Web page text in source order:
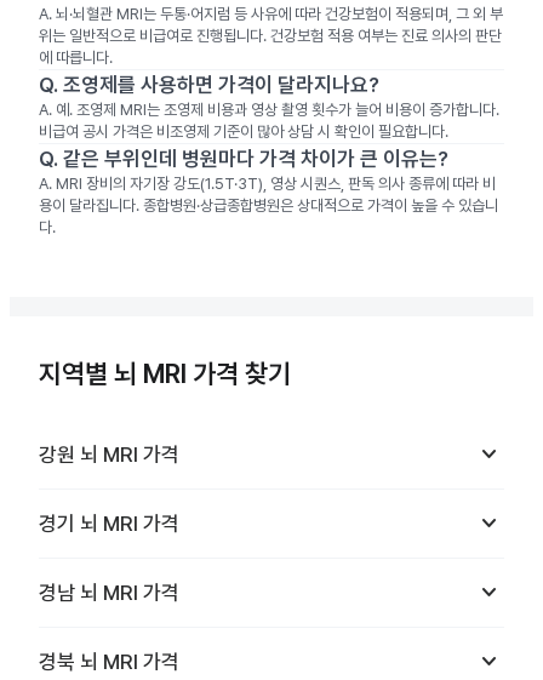
A. 뇌·뇌혈관 MRI는 두통·어지럼 등 사유에 따라 건강보험이 적용되며, 그 외 부
위는 일반적으로 비급여로 진행됩니다. 건강보험 적용 여부는 진료 의사의 판단
에 따릅니다.
Q. 조영제를 사용하면 가격이 달라지나요?
A. 예. 조영제 MRI는 조영제 비용과 영상 촬영 횟수가 늘어 비용이 증가합니다.
비급여 공시 가격은 비조영제 기준이 많아 상담 시 확인이 필요합니다.
Q. 같은 부위인데 병원마다 가격 차이가 큰 이유는?
A. MRI 장비의 자기장 강도(1.5T·3T), 영상 시퀀스, 판독 의사 종류에 따라 비
용이 달라집니다. 종합병원·상급종합병원은 상대적으로 가격이 높을 수 있습니
다.
지역별 뇌 MRI 가격 찾기
강원 뇌 MRI 가격 keyboard_arrow_down
경기 뇌 MRI 가격 keyboard_arrow_down
경남 뇌 MRI 가격 keyboard_arrow_down
경북 뇌 MRI 가격 keyboard_arrow_down